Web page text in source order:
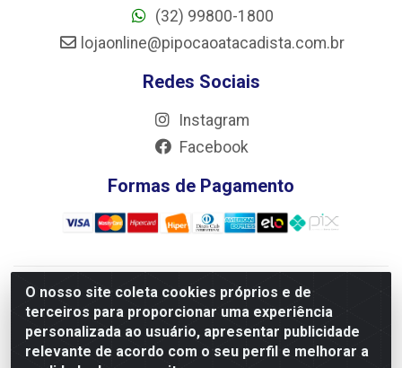
O nosso site coleta cookies próprios e de
terceiros para proporcionar uma experiência
personalizada ao usuário, apresentar publicidade
relevante de acordo com o seu perfil e melhorar a
(32) 99800-1800
lojaonline@pipocaoatacadista.com.br
Redes Sociais
Instagram
Facebook
Formas de Pagamento
JRS Distribuição e Logística LTDA - Rua Antônio do
Sacramento Torga 70, Vila Nossa Senhora de Fatima - São
João Del Rei/MG - CEP 36305-334 - CNPJ 66.194.085/0001-
02